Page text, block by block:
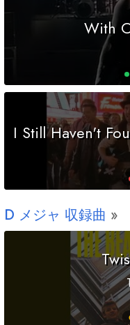
With
I Still Haven't
D メジャ 収録曲